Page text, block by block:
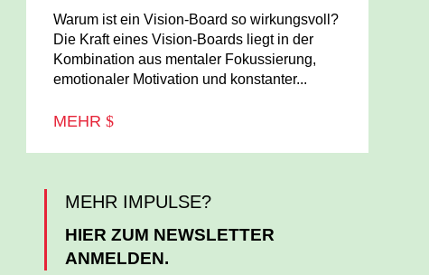
Warum ist ein Vision-Board so wirkungsvoll?
Die Kraft eines Vision-Boards liegt in der
Kombination aus mentaler Fokussierung,
emotionaler Motivation und konstanter...
MEHR
MEHR IMPULSE?
HIER ZUM NEWSLETTER
ANMELDEN.